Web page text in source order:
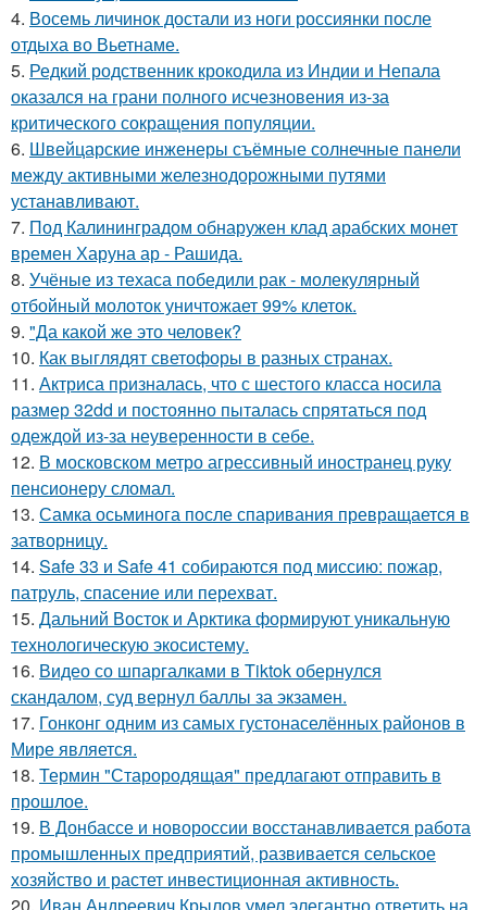
4. Восемь личинок достали из ноги россиянки после
отдыха во Вьетнаме.
5. Редкий родственник крокодила из Индии и Непала
оказался на грани полного исчезновения из-за
критического сокращения популяции.
6. Швейцарские инженеры съёмные солнечные панели
между активными железнодорожными путями
устанавливают.
7. Под Калининградом обнаружен клад арабских монет
времен Харуна ар - Рашида.
8. Учёные из техаса победили рак - молекулярный
отбойный молоток уничтожает 99% клеток.
9. "Да какой же это человек?
10. Как выглядят светофоры в разных странах.
11. Актриса призналась, что с шестого класса носила
размер 32dd и постоянно пыталась спрятаться под
одеждой из-за неуверенности в себе.
12. В московском метро агрессивный иностранец руку
пенсионеру сломал.
13. Самка осьминога после спаривания превращается в
затворницу.
14. Safe 33 и Safe 41 собираются под миссию: пожар,
патруль, спасение или перехват.
15. Дальний Восток и Арктика формируют уникальную
технологическую экосистему.
16. Видео со шпаргалками в Tiktok обернулся
скандалом, суд вернул баллы за экзамен.
17. Гонконг одним из самых густонаселённых районов в
Мире является.
18. Термин "Старородящая" предлагают отправить в
прошлое.
19. В Донбассе и новороссии восстанавливается работа
промышленных предприятий, развивается сельское
хозяйство и растет инвестиционная активность.
20. Иван Андреевич Крылов умел элегантно ответить на